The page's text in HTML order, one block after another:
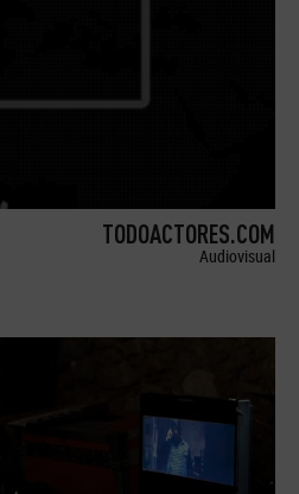
TODOACTORES.COM
Audiovisual